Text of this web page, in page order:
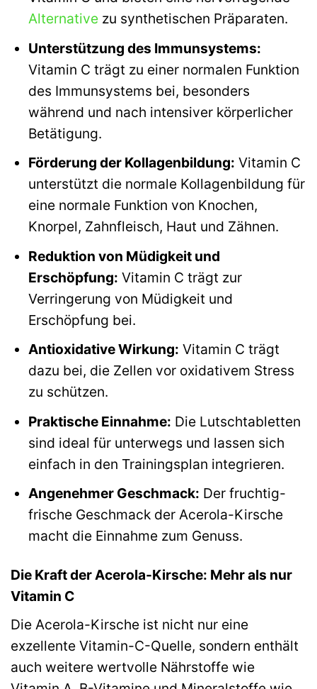
Alternativezu synthetischen Präparaten.
Unterstützung des Immunsystems:
Vitamin C trägt zu einer normalen Funktion
des Immunsystems bei, besonders
während und nach intensiver körperlicher
Betätigung.
Förderung der Kollagenbildung: Vitamin C
unterstützt die normale Kollagenbildung für
eine normale Funktion von Knochen,
Knorpel, Zahnfleisch, Haut und Zähnen.
Reduktion von Müdigkeit und
Erschöpfung: Vitamin C trägt zur
Verringerung von Müdigkeit und
Erschöpfung bei.
Antioxidative Wirkung: Vitamin C trägt
dazu bei, die Zellen vor oxidativem Stress
zu schützen.
Praktische Einnahme: Die Lutschtabletten
sind ideal für unterwegs und lassen sich
einfach in den Trainingsplan integrieren.
Angenehmer Geschmack: Der fruchtig-
frische Geschmack der Acerola-Kirsche
macht die Einnahme zum Genuss.
Die Kraft der Acerola-Kirsche: Mehr als nur
Vitamin C
Die Acerola-Kirsche ist nicht nur eine
exzellente Vitamin-C-Quelle, sondern enthält
auch weitere wertvolle Nährstoffe wie